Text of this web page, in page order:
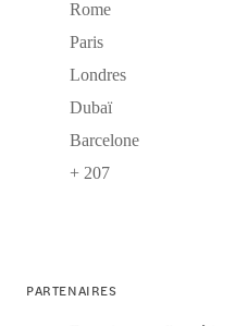
Rome
Paris
Londres
Dubaï
Barcelone
+ 207
PARTENAIRES